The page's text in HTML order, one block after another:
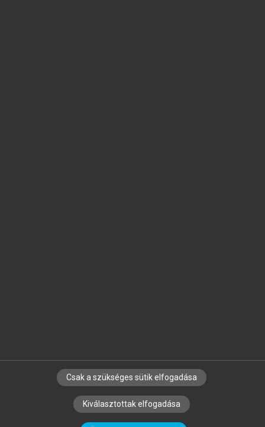
SZERZŐKNEK CÉGEKNEK KÖNYVTÁROSOKNAK
SZERKESZTÉSI ÉS LEKTORÁLÁSI ALAPELVEK
Csak a szükséges sütik elfogadása
Kiválasztottak elfogadása